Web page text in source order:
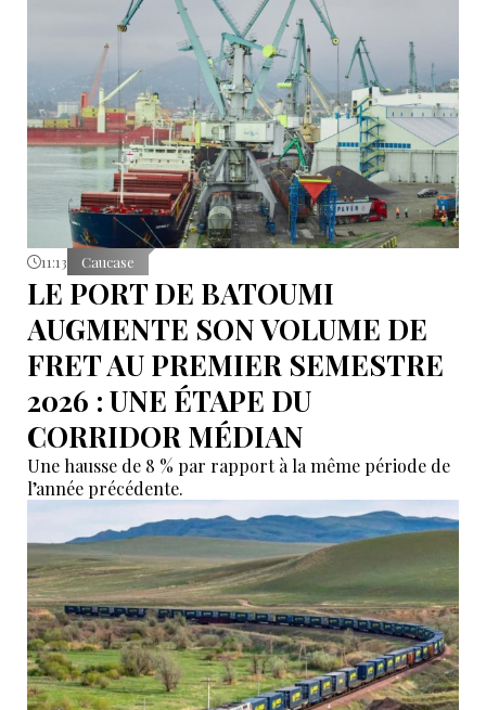
11:13 Caucase
LE PORT DE BATOUMI
AUGMENTE SON VOLUME DE
FRET AU PREMIER SEMESTRE
2026 : UNE ÉTAPE DU
CORRIDOR MÉDIAN
Une hausse de 8 % par rapport à la même période de
l’année précédente.